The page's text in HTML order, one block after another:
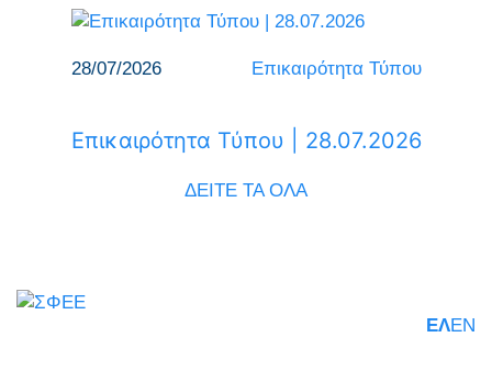
28/07/2026 Επικαιρότητα Τύπου
Επικαιρότητα Τύπου | 28.07.2026
ΔΕΙΤΕ ΤΑ ΟΛΑ
ΕΛEN